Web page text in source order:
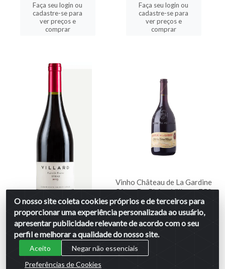
Faça seu login ou
cadastre-se para
ver preços e
comprar
Faça seu login ou
cadastre-se para
ver preços e
comprar
Vinho Villard Syrah Reserve
Expressión 750ml
Código: 6037
Vinho Château de La Gardine
Côtes Du Rhône Villages750
ml
Código: 524
O nosso site coleta cookies próprios e de terceiros para
proporcionar uma experiência personalizada ao usuário,
apresentar publicidade relevante de acordo com o seu
perfil e melhorar a qualidade do nosso site.
Aceito
Negar não essenciais
Preferências de Cookies